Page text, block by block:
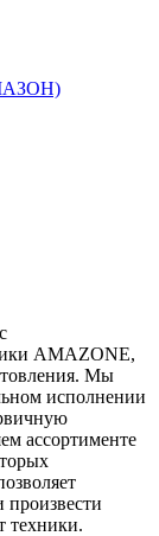
AMAZONE,
Мы
исполнении
ассортименте
произвести
техники.